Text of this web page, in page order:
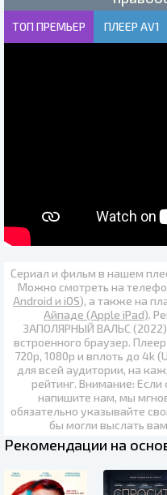
ТОП ПРЕМЬЕР ПЛЕЕР AV1
Сериал и фильм в нашем
Можно смотреть на
Android и iOS), а также на
Айпаде (Apple iPad).
ЗАПОЛЯРНЫЙ ВАЛЬС (2022)
встроенного браузер.
720p, 1080p и вплоть до 4k
для всей аудитории, на
рейтинг. Внимание:
напишите нам, мы
обязательно указывайте
бы могли выслать
Рекомендации на